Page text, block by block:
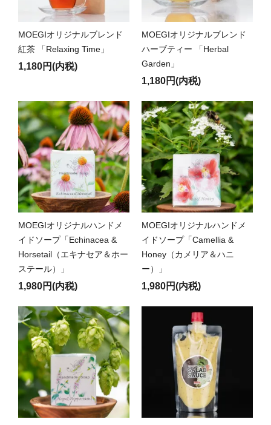
MOEGIオリジナルブレンド
紅茶 「Relaxing Time」
1,180円(内税)
MOEGIオリジナルブレンド
ハーブティー 「Herbal
Garden」
1,180円(内税)
MOEGIオリジナルハンドメ
イドソープ「Echinacea &
Horsetail（エキナセア＆ホー
ステール）」
1,980円(内税)
MOEGIオリジナルハンドメ
イドソープ「Camellia &
Honey（カメリア＆ハニ
ー）」
1,980円(内税)